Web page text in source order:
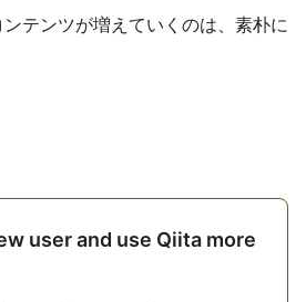
テンツが増えていくのは、素朴に
user and use Qiita more